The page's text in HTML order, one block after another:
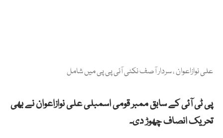
علی نوازاعوان ، سردار آصف نکئی آئی پی پی میں شامل
پی ٹی آئی کے سابق ممبر قومی اسمبلی علی نوازاعوان نے بھی
تحریک انصاف چھوڑ دی۔